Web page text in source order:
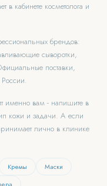
в кабинете косметолога и
брендов:
сыворотки,
поставки,
именно вам - напишите в
кожи и задачи. А если
лично в клинике
Кремы
Маски